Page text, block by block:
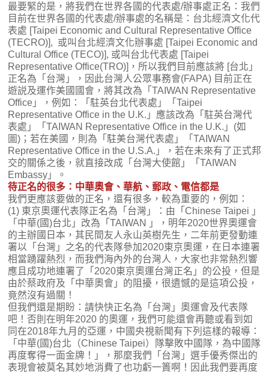
最要緊的是，將我們在世界各國的代表處/辦事處正名：我們
目前在世界各國的代表處/辦事處的名稱是：台北經濟文化代
表處 [Taipei Economic and Cultural Representative Office
(TECRO)], 或叫台北經濟文化辦事處 [Taipei Economic and
Cultural Office (TECO)], 或叫台北代表處 [Taipei
Representative Office(TRO)]，所以我們目前應該將 [台北」
正名為「台灣」，因此台灣人公眾事務會(FAPA) 目前正在
遊説及運作美國國會，將其改為「TAIWAN Representative
Office」，例如：「駐英台北代表處」「Taipei
Representative Office in the U.K.」應該改為「駐英台灣代
表處」「TAIWAN Representative Office in the U.K.」(如
圖)；若在美國，則為「駐美台灣代表處」「TAIWAN
Representative Office in the U.S.A.」，若在未來有了正式邦
交的關係之後，就直接改成「台灣大使館」「TAIWAN
Embassy」。
待正名的很多：中華奧會、華航、郵政、電信都是
我們更應該要做的正名，還有很多，較為重要的，例如：
(1) 東京奧運代表隊正名為「台灣」：由「Chinese Taipei 」
「中華(國)台北」改為「TAIWAN 」，明年2020世界奧運會
的主辦國日本，其民間友人永山英樹先生，二年前更發動連
署以「台灣」之名的代表隊參加2020東京奧運，在日本連署
相當踴躍熱烈，而我們海內外的台灣人，大家也非常熱烈響
應且成功地連署了「2020東京奧運台灣正名」的公投，但是
由於蔡政府及「中華奧會」的阻擾，很遺憾的是這項公投，
竟然沒有過關！
但我們還是期盼：請快快正名為「台灣」奧運會及代表隊
吧！否則在明年2020 的奧運，我們可能還會再聽或看到如
同在2018年九月的亞運，中國央視新聞有下列這樣的報導：
「中華(國)台北（Chinese Taipei）隊擊敗中國隊，為中國隊
再度奪得一面金牌！」，那麼我們「台灣」選手優秀傑出的
表現會被莫名其妙地消費了也功虧一簣啊！因此我們要再度